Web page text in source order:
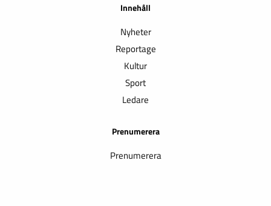
Innehåll
Nyheter
Reportage
Kultur
Sport
Ledare
Prenumerera
Prenumerera